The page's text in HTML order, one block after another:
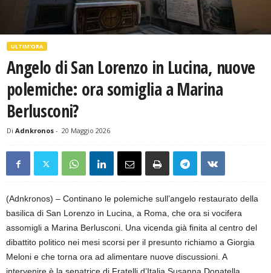
ULTIM'ORA
Angelo di San Lorenzo in Lucina, nuove
polemiche: ora somiglia a Marina
Berlusconi?
Di Adnkronos - 20 Maggio 2026
(Adnkronos) – Continano le polemiche sull’angelo restaurato della
basilica di San Lorenzo in Lucina, a Roma, che ora si vocifera
assomigli a Marina Berlusconi. Una vicenda già finita al centro del
dibattito politico nei mesi scorsi per il presunto richiamo a Giorgia
Meloni e che torna ora ad alimentare nuove discussioni. A